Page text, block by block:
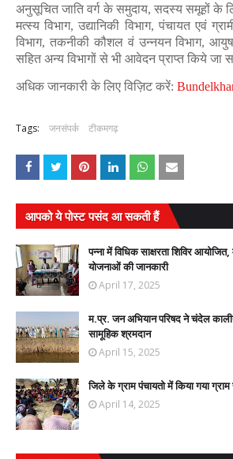
अनुसूचित जाति वर्ग के समुदाय, सदस्य समूहों के
मत्स्य विभाग, उद्यानिकी विभाग, पंचायत एवं
विभाग, तकनीकी कौशल वं उन्नयन विभाग, आयुष
सहित अन्य विभागों से भी आवेदन प्राप्त किये जा
अधिक जानकारी के लिए विज़िट करें:
Tags: जनसंपर्क टीकमगढ़
आपको ये पोस्ट पसंद आ सकती हैं
पन्ना में विधिक साक्षरता शिविर
योजनाओं की जानकारी
April 17, 2025
म.प्र. जन अभियान परिषद ने चंदेल
सामूहिक श्रमदान
April 15, 2025
जिले के ग्राम पंचायतो में किया गया
April 14, 2025